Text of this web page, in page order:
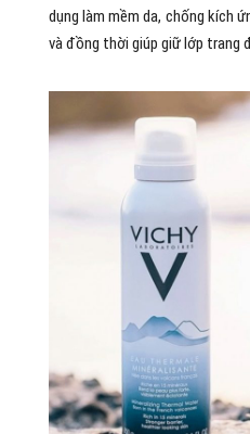
dụng làm mềm da, chống kích
và đồng thời giúp giữ lớp trang